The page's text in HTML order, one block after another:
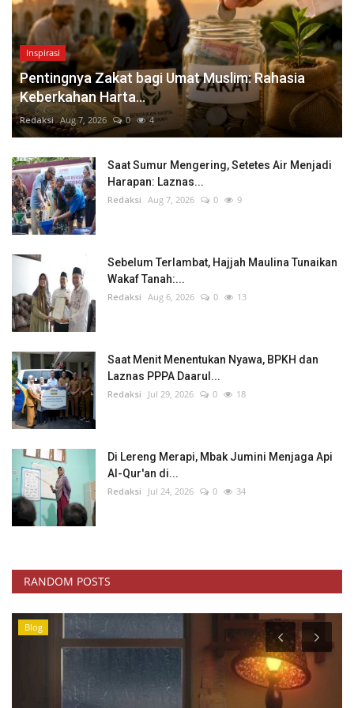
Inspirasi
Pentingnya Zakat bagi Umat Muslim: Rahasia
Keberkahan Harta...
Redaksi Aug 7, 2026 0 4
Saat Sumur Mengering, Setetes Air Menjadi
Harapan: Laznas...
Redaksi Aug 7, 2026 0 9
Sebelum Terlambat, Hajjah Maulina Tunaikan
Wakaf Tanah:...
Redaksi Aug 6, 2026 0 13
Saat Menit Menentukan Nyawa, BPKH dan
Laznas PPPA Daarul...
Redaksi Jul 29, 2026 0 18
Di Lereng Merapi, Mbak Jumini Menjaga Api
Al-Qur'an di...
Redaksi Jul 24, 2026 0 34
RANDOM POSTS
Pendidikan